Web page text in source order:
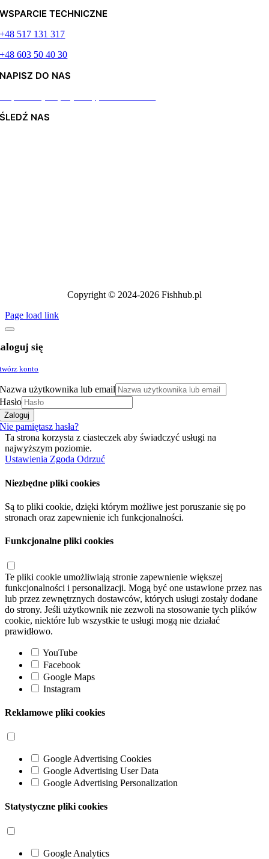
WSPARCIE TECHNICZNE
+48 517 131 317
+48 603 50 40 30
NAPISZ DO NAS
ŚLEDŹ NAS
Copyright © 2024-2026 Fishhub.pl
Page load link
się
konto
Nazwa użytkownika lub email
Hasło
Zaloguj
Nie pamiętasz hasła?
Ta strona korzysta z ciasteczek aby świadczyć usługi na
najwyższym poziomie.
Ustawienia Zgoda Odrzuć
Niezbędne pliki cookies
Są to pliki cookie, dzięki którym możliwe jest poruszanie się po
stronach oraz zapewnienie ich funkcjonalności.
Funkcjonalne pliki cookies
Te pliki cookie umożliwiają stronie zapewnienie większej
funkcjonalności i personalizacji. Mogą być one ustawione przez nas
lub przez zewnętrznych dostawców, których usługi zostały dodane
do strony. Jeśli użytkownik nie zezwoli na stosowanie tych plików
cookie, niektóre lub wszystkie te usługi mogą nie działać
prawidłowo.
YouTube
Facebook
Google Maps
Instagram
Reklamowe pliki cookies
Google Advertising Cookies
Google Advertising User Data
Google Advertising Personalization
Statystyczne pliki cookies
Google Analytics